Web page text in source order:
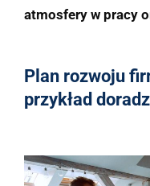
atmosfery w pracy
Plan rozwoju
przykład